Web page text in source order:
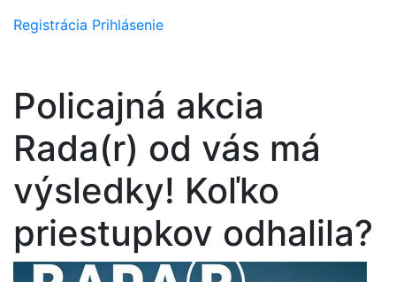
Registrácia Prihlásenie
Policajná akcia
Rada(r) od vás má
výsledky! Koľko
priestupkov odhalila?